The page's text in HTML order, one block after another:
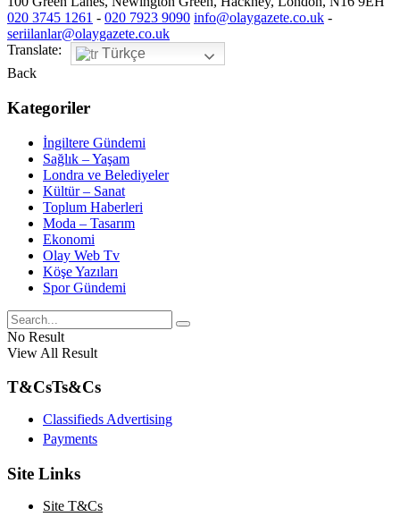
020 3745 1261 - 020 7923 9090 info@olaygazete.co.uk -
seriilanlar@olaygazete.co.uk
Translate:
Türkçe
Back
Kategoriler
İngiltere Gündemi
Sağlık – Yaşam
Londra ve Belediyeler
Kültür – Sanat
Toplum Haberleri
Moda – Tasarım
Ekonomi
Olay Web Tv
Köşe Yazıları
Spor Gündemi
No Result
View All Result
T&CsTs&Cs
Classifieds Advertising
Payments
Site Links
Site T&Cs